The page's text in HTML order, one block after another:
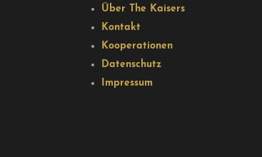
Über The Kaisers
Kontakt
Kooperationen
Datenschutz
Impressum